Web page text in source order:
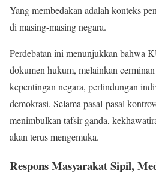
Yang membedakan adalah konteks
di masing-masing negara.
Perdebatan ini menunjukkan bahwa
dokumen hukum, melainkan
kepentingan negara, perlindungan
demokrasi. Selama pasal-pasal
menimbulkan tafsir ganda,
akan terus mengemuka.
Respons Masyarakat Sipil,